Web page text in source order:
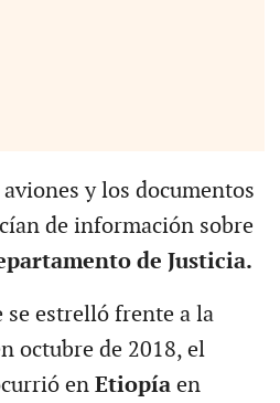
y los documentos
de información sobre
de Justicia.
se estrelló frente a la
octubre de 2018, el
en Etiopía en